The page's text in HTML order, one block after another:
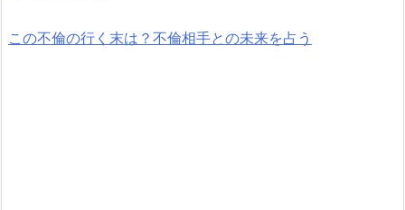
この不倫の行く末は？不倫相手との未来を占う